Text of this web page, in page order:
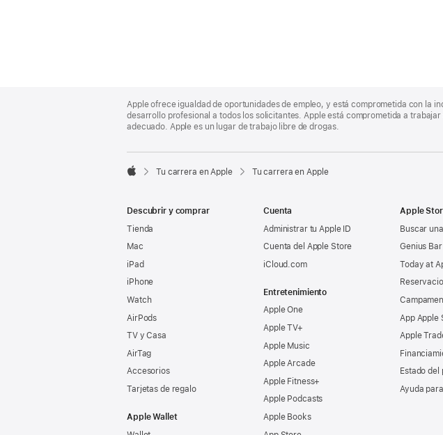
Footer
Apple ofrece igualdad de oportunidades de empleo, y está comprometida con la
desarrollo profesional a todos los solicitantes. Apple está comprometida a
adecuado. Apple es un lugar de trabajo libre de drogas.

Tu carrera en Apple Tu carrera en Apple
Descubrir y comprar
Tienda
Mac
iPad
iPhone
Watch
AirPods
TV y Casa
AirTag
Accesorios
Tarjetas de regalo
Apple Wallet
Cuenta
Administrar tu Apple ID
Cuenta del Apple Store
iCloud.com
Entretenimiento
Apple One
Apple TV+
Apple Music
Apple Arcade
Apple Fitness+
Apple Podcasts
Apple Books
Apple
Buscar
Genius Bar
Today at
App Apple
Apple
Estado del
Ayuda